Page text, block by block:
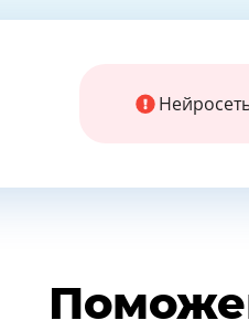
с AI